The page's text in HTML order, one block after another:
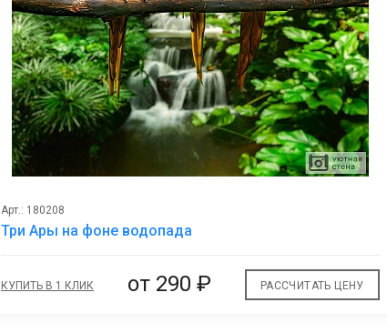
Арт.: 180208
Три Ары на фоне водопада
КУПИТЬ В 1 КЛИК от290 ₽ РАССЧИТАТЬ ЦЕНУ